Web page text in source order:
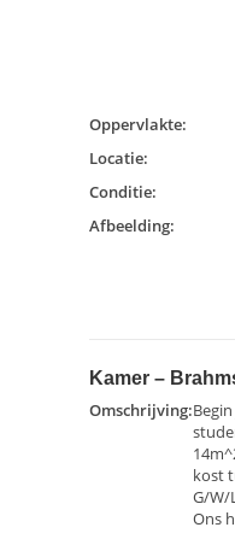
Oppervlakte:
Locatie:
Conditie:
Afbeelding:
Kamer –
Omschrijving:
kost
G/W/
Ons